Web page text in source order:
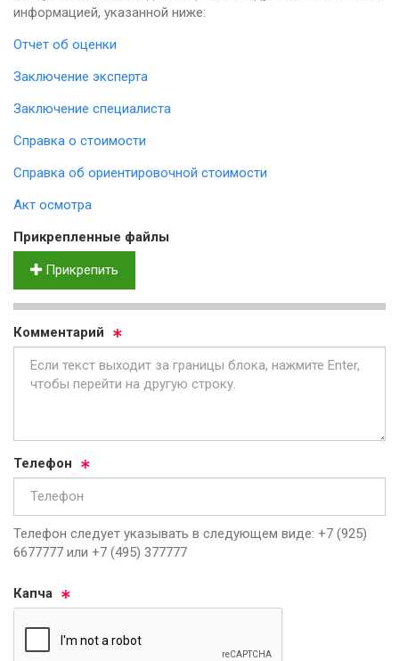
информацией, указанной ниже:
Отчет об оценки
Заключение эксперта
Заключение специалиста
Справка о стоимости
Справка об ориентировочной стоимости
Акт осмотра
Прик­реп­лен­ные фай­лы
Прикрепить
Ком­мен­та­рий
Те­ле­фон
Телефон следует указывать в следующем виде: +7 (925)
6677777 или +7 (495) 377777
Кап­ча